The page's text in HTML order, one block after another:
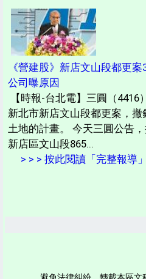
《營建股》新店文山段都更
公司曝原因
【時報-台北電】三圓（4416
新北市新店文山段都更案，
土地的計畫。 今天三圓公告
新店區文山段865...
> > > 按此閱讀「完整報導」